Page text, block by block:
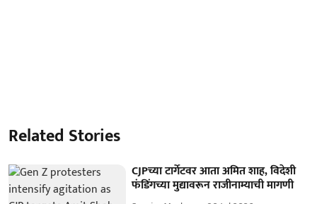
Related Stories
CJPच्या टार्गेटवर आता अमित शाह, विदेशी
फंडिंगच्या मुद्यावरून राजीनाम्याची मागणी